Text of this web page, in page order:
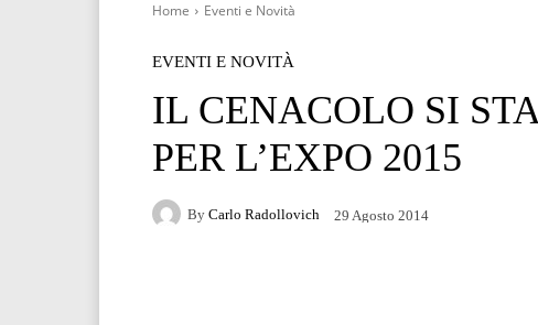
Home Eventi e Novità
EVENTI E NOVITÀ
IL CENACOLO SI
PER L’EXPO 2015
By Carlo Radollovich 29 Agosto 2014